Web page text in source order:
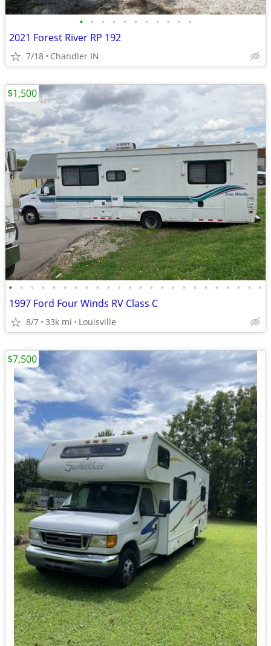
• • • • • • • • • • •
2021 Forest River RP 192
7/18 Chandler IN
• • • • • • • • • • • • • • • • • • • • • • • •
1997 Ford Four Winds RV Class C
8/7 33k mi Louisville
$1,500
$7,500